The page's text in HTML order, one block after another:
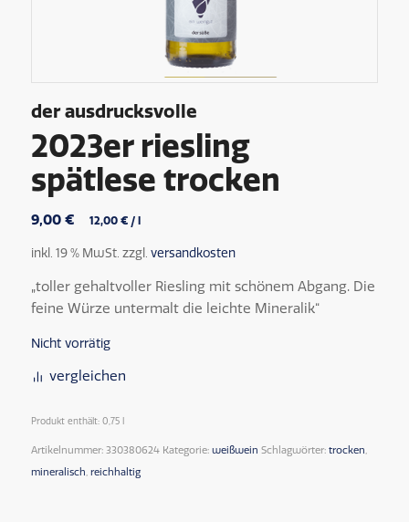
der ausdrucksvolle
2023er riesling
spätlese trocken
9,00 € 12,00 €/ l
inkl. 19 % MwSt. zzgl. versandkosten
„toller gehaltvoller Riesling mit schönem Abgang. Die
feine Würze untermalt die leichte Mineralik“
Nicht vorrätig
vergleichen
Produkt enthält: 0,75
Artikelnummer: 330380624 Kategorie: weißwein Schlagwörter: trocken,
mineralisch, reichhaltig